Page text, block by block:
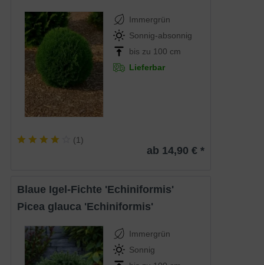
Immergrün
Sonnig-absonnig
bis zu 100 cm
Lieferbar
(1)
ab 14,90 € *
Blaue Igel-Fichte 'Echiniformis'
Picea glauca 'Echiniformis'
Immergrün
Sonnig